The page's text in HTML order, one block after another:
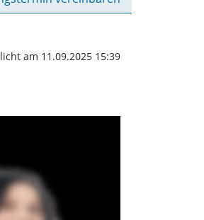
am 11.09.2025 15:39